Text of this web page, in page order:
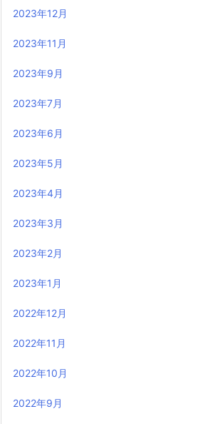
2023年12月
2023年11月
2023年9月
2023年7月
2023年6月
2023年5月
2023年4月
2023年3月
2023年2月
2023年1月
2022年12月
2022年11月
2022年10月
2022年9月